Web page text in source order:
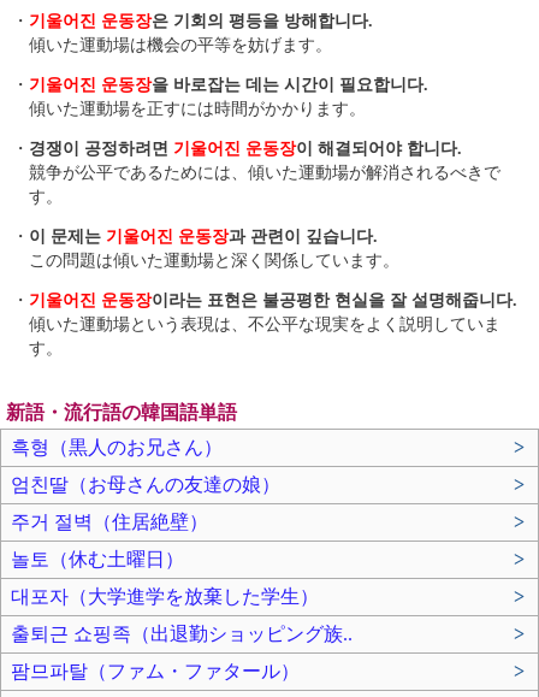
・ 기울어진 운동장은 기회의 평등을 방해합니다.
傾いた運動場は機会の平等を妨げます。
・ 기울어진 운동장을 바로잡는 데는 시간이 필요합니다.
傾いた運動場を正すには時間がかかります。
・ 경쟁이 공정하려면 기울어진 운동장이 해결되어야 합니다.
競争が公平であるためには、傾いた運動場が解消されるべきで
す。
・ 이 문제는 기울어진 운동장과 관련이 깊습니다.
この問題は傾いた運動場と深く関係しています。
・ 기울어진 운동장이라는 표현은 불공평한 현실을 잘 설명해줍니다.
傾いた運動場という表現は、不公平な現実をよく説明していま
す。
新語・流行語の韓国語単語
흑형（黒人のお兄さん）
>
엄친딸（お母さんの友達の娘）
>
주거 절벽（住居絶壁）
>
놀토（休む土曜日）
>
대포자（大学進学を放棄した学生）
>
출퇴근 쇼핑족（出退勤ショッピング族..
>
팜므파탈（ファム・ファタール）
>